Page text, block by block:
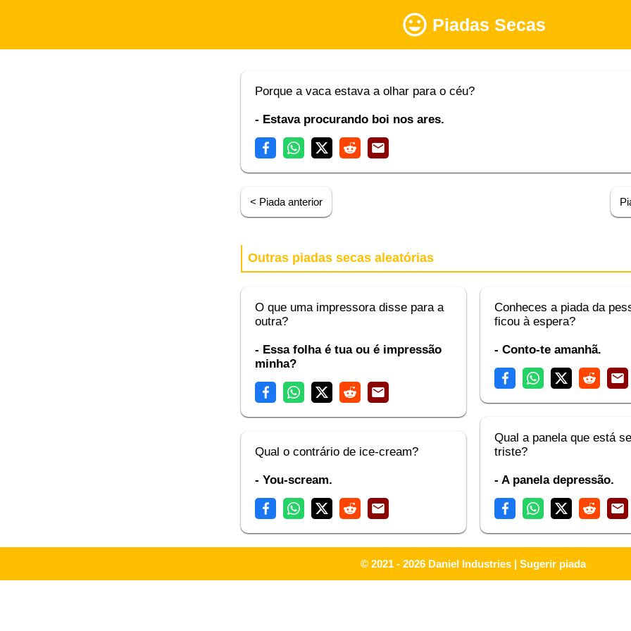
Piadas Secas
Porque a vaca estava a olhar para o céu?
- Estava procurando boi nos ares.
< Piada anterior
Outras piadas secas aleatórias
O que uma impressora disse para a
outra?
- Essa folha é tua ou é impressão
minha?
Qual o contrário de ice-cream?
- You-scream.
Conheces a piada da
ficou à espera?
- Conto-te amanhã.
Qual a panela que está
triste?
- A panela depressão.
© 2021 - 2026 Daniel Industries | Sugerir piada